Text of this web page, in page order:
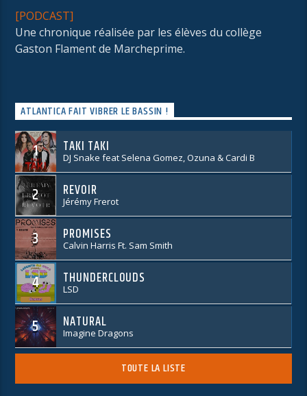
[PODCAST]
Une chronique réalisée par les élèves du collège
Gaston Flament de Marcheprime.
ATLANTICA FAIT VIBRER LE BASSIN !
1 TAKI TAKI
DJ Snake feat Selena Gomez, Ozuna & Cardi B
2 REVOIR
Jérémy Frerot
3 PROMISES
Calvin Harris Ft. Sam Smith
4 THUNDERCLOUDS
LSD
5 NATURAL
Imagine Dragons
TOUTE LA LISTE